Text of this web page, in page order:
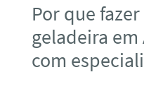
Por que
geladeira em
com